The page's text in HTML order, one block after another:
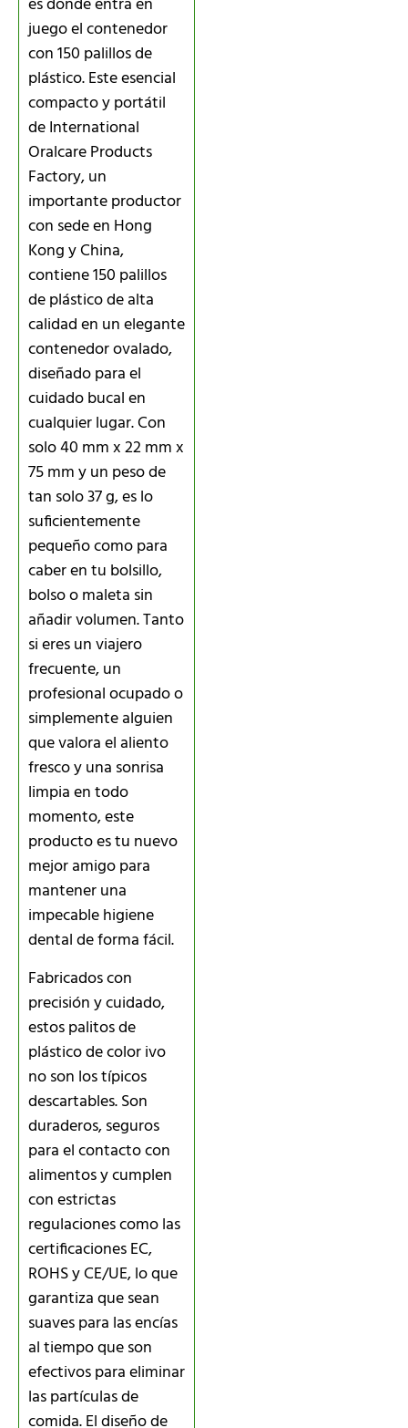
juego el contenedor
con 150 palillos de
plástico. Este esencial
compacto y portátil
de International
Oralcare Products
Factory, un
importante productor
con sede en Hong
Kong y China,
contiene 150 palillos
de plástico de alta
calidad en un elegante
contenedor ovalado,
diseñado para el
cuidado bucal en
cualquier lugar. Con
solo 40 mm x 22 mm x
75 mm y un peso de
tan solo 37 g, es lo
suficientemente
pequeño como para
caber en tu bolsillo,
bolso o maleta sin
añadir volumen. Tanto
si eres un viajero
frecuente, un
profesional ocupado o
simplemente alguien
que valora el aliento
fresco y una sonrisa
limpia en todo
momento, este
producto es tu nuevo
mejor amigo para
mantener una
impecable higiene
dental de forma fácil.
Fabricados con
precisión y cuidado,
estos palitos de
plástico de color ivo
no son los típicos
descartables. Son
duraderos, seguros
para el contacto con
alimentos y cumplen
con estrictas
regulaciones como las
certificaciones EC,
ROHS y CE/UE, lo que
garantiza que sean
suaves para las encías
al tiempo que son
efectivos para eliminar
las partículas de
comida. El diseño de